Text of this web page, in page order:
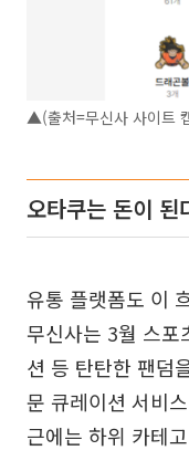
▲(출처=무신사 사이트
오타쿠는 돈이
유통 플랫폼도 이
무신사는 3월 스포
션 등 탄탄한 팬덤
문 큐레이션 서비
근에는 하위 카테